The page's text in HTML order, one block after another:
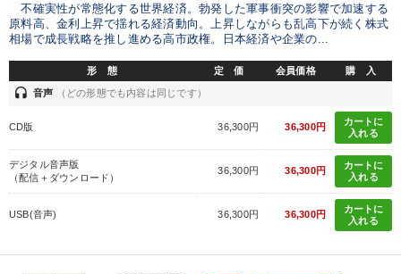
全国経営者セミナー収録〈売れ筋・人気〉音声＆動画20選
製造業 建設・不動産業
IT・サービス・金融業 コンサルタント 専門家
キーワード
不確実性が常態化する世界経済。勃発した軍事衝突の影響で加速する
原料高、金利上昇で揺れる経済動向。上昇しながらも乱高下が続く株式
相場で成長戦略を推し進める高市政権。日本経済や企業の...
形 態 定 価 会員価格 購 入
headset 音声 （どの形態でも内容は同じです）
CD版 36,300円 36,300円
カートに
入れる
デジタル音声版
（配信＋ダウンロード）
36,300円 36,300円
カートに
入れる
USB(音声) 36,300円 36,300円
カートに
入れる